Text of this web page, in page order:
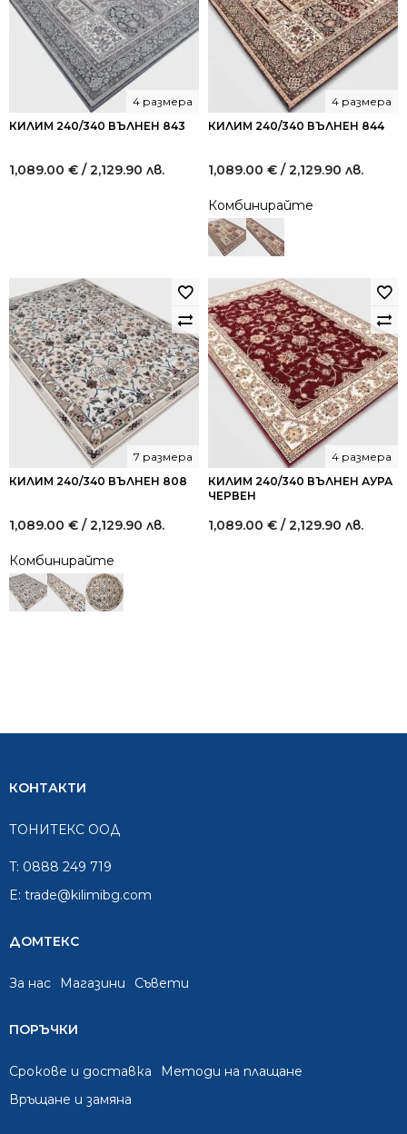
КИЛИМ 240/340 ВЪЛНЕН 843
4 размера
1,089.00 € / 2,129.90 лв.
КИЛИМ 240/340 ВЪЛНЕН 844
4 размера
1,089.00 € / 2,129.90 лв.
Комбинирайте
КИЛИМ 240/340 ВЪЛНЕН 808
7 размера
1,089.00 € / 2,129.90 лв.
Комбинирайте
КИЛИМ 240/340 ВЪЛНЕН АУРА
ЧЕРВЕН
4 размера
1,089.00 € / 2,129.90 лв.
КОНТАКТИ
ТОНИТЕКС ООД
T: 0888 249 719
E: trade@kilimibg.com
ДОМТЕКС
За нас Mагазини Съвети
ПОРЪЧКИ
Срокове и доставка
Методи на плащане
Връщане и замяна